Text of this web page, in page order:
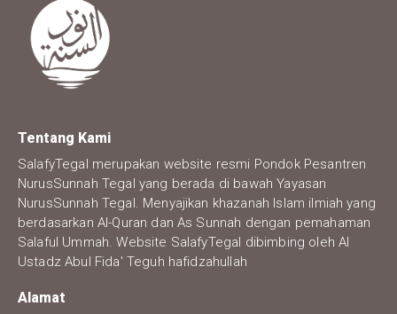
Tentang Kami
SalafyTegal merupakan website resmi Pondok Pesantren
NurusSunnah Tegal yang berada di bawah Yayasan
NurusSunnah Tegal. Menyajikan khazanah Islam ilmiah yang
berdasarkan Al-Quran dan As Sunnah dengan pemahaman
Salaful Ummah. Website SalafyTegal dibimbing oleh Al
Ustadz Abul Fida' Teguh hafidzahullah
Alamat